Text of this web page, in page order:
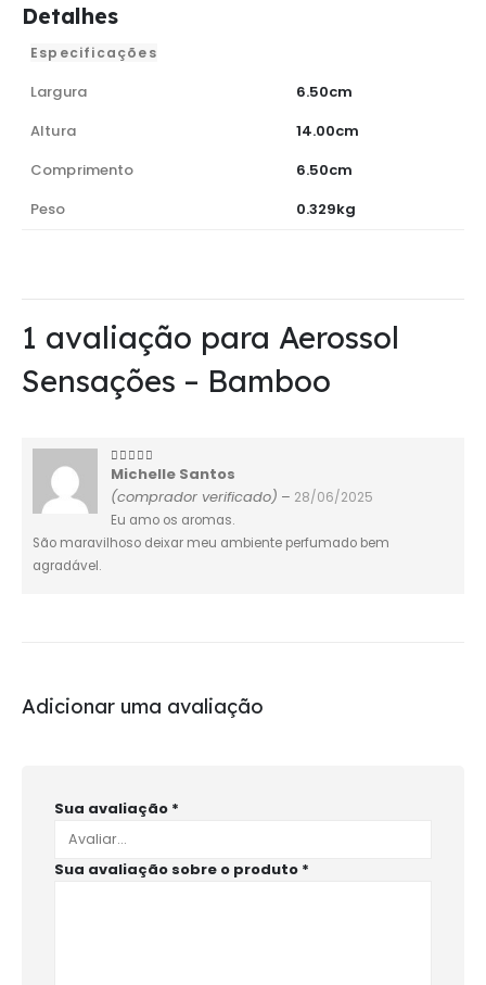
Detalhes
Especificações
Largura
6.50cm
Altura
14.00cm
Comprimento
6.50cm
Peso
0.329kg
1 avaliação para Aerossol
Sensações – Bamboo
5de 5
Michelle Santos
(comprador verificado) – 28/06/2025
Eu amo os aromas.
São maravilhoso deixar meu ambiente perfumado bem
agradável.
Adicionar uma avaliação
Sua avaliação *
Sua avaliação sobre o produto *